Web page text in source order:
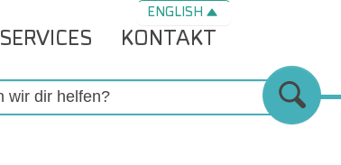
SERVICES KONTAKT
ENGLISH